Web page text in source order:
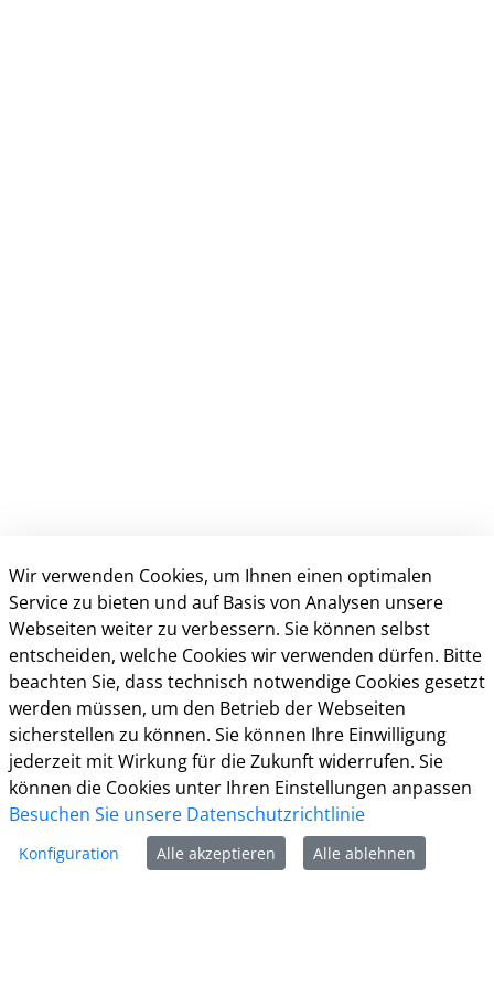
Kontakt
Weitere Informationen
Impressum
Datenschutz
Kontakt
Barrierefreiheit
Wir verwenden Cookies, um Ihnen einen optimalen
Service zu bieten und auf Basis von Analysen unsere
Webseiten weiter zu verbessern. Sie können selbst
entscheiden, welche Cookies wir verwenden dürfen. Bitte
beachten Sie, dass technisch notwendige Cookies gesetzt
werden müssen, um den Betrieb der Webseiten
sicherstellen zu können. Sie können Ihre Einwilligung
jederzeit mit Wirkung für die Zukunft widerrufen. Sie
können die Cookies unter Ihren Einstellungen anpassen
Besuchen Sie unsere Datenschutzrichtlinie
Konfiguration Alle akzeptieren Alle ablehnen